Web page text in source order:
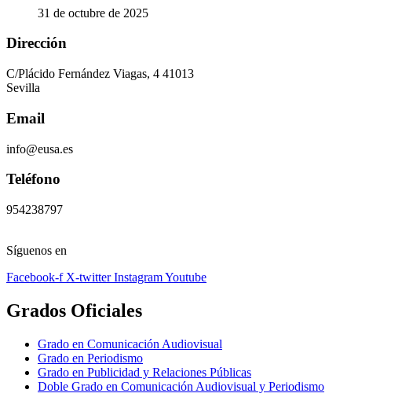
31 de octubre de 2025
Dirección
C/Plácido Fernández Viagas, 4 41013
Sevilla
Email
info@eusa.es
Teléfono
954238797
Síguenos en
Facebook-f X-twitter InstagramYoutube
Grados Oficiales
Grado en Comunicación Audiovisual
Grado en Periodismo
Grado en Publicidad y Relaciones Públicas
Doble Grado en Comunicación Audiovisual y Periodismo